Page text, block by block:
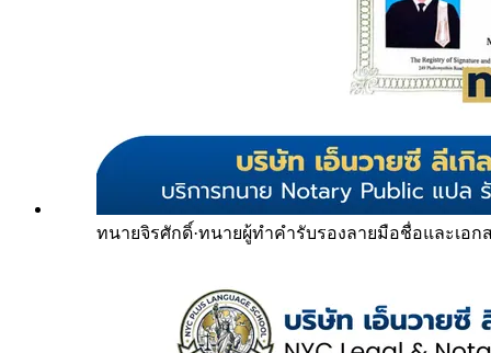
ทนายจิรศักดิ์·ทนายผู้ทำคำรับรองลายมือชื่อและเอก